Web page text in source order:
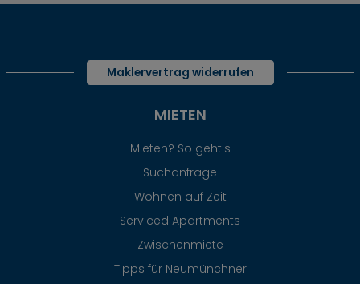
Maklervertrag widerrufen
MIETEN
Mieten? So geht's
Suchanfrage
Wohnen auf Zeit
Serviced Apartments
Zwischenmiete
Tipps für Neumünchner